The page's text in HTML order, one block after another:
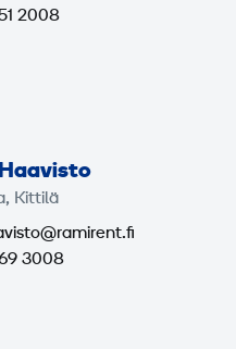
2008
Kittilä
3008